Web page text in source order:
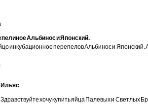
Альбинос и Японский.
инкубационное перепелов Альбинос и
Ильяс
Здравствуйте хочу купить яйца Палевых и Светлых